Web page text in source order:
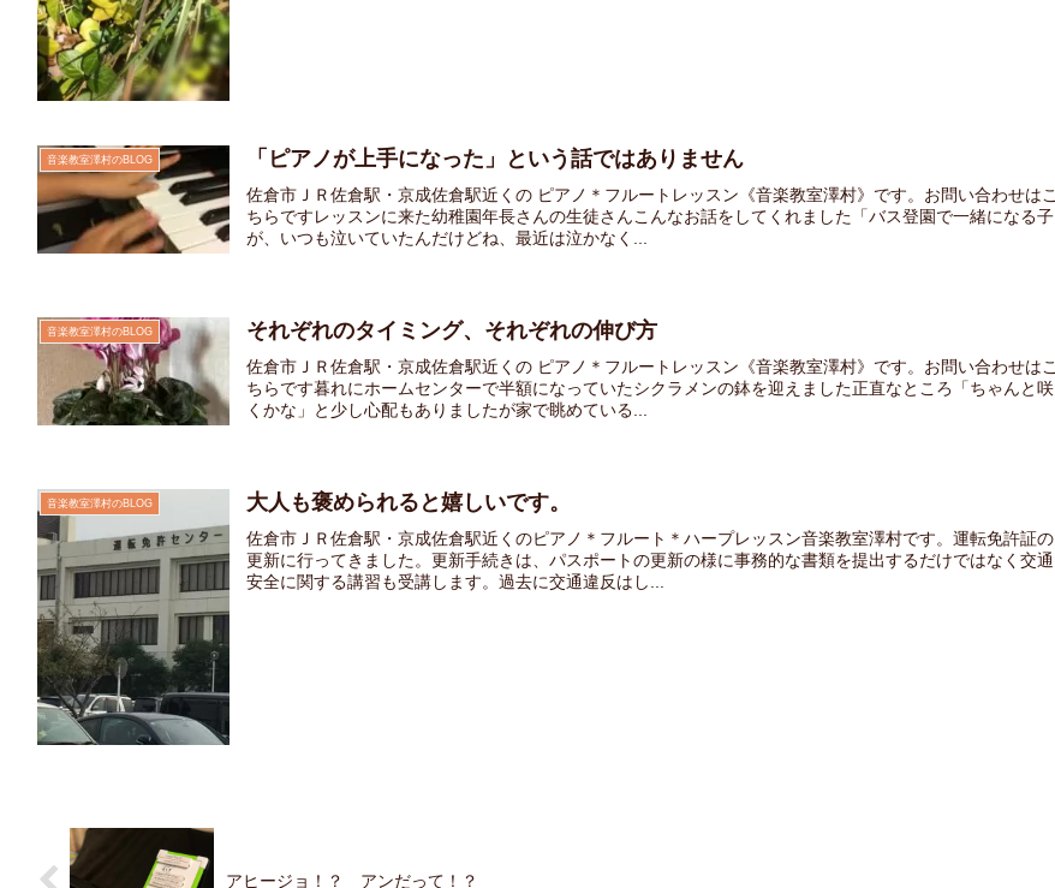
音楽教室澤村のBLOG 「ピアノが上手になった」という話ではありません
佐倉市ＪＲ佐倉駅・京成佐倉駅近くの ピアノ＊フルートレッスン《音楽教室澤村》です。お問い合わせはこ
ちらですレッスンに来た幼稚園年長さんの生徒さんこんなお話をしてくれました「バス登園で一緒になる子
が、いつも泣いていたんだけどね、最近は泣かなく...
音楽教室澤村のBLOG それぞれのタイミング、それぞれの伸び方
佐倉市ＪＲ佐倉駅・京成佐倉駅近くの ピアノ＊フルートレッスン《音楽教室澤村》です。お問い合わせはこ
ちらです暮れにホームセンターで半額になっていたシクラメンの鉢を迎えました正直なところ「ちゃんと咲
くかな」と少し心配もありましたが家で眺めている...
音楽教室澤村のBLOG 大人も褒められると嬉しいです。
佐倉市ＪＲ佐倉駅・京成佐倉駅近くのピアノ＊フルート＊ハープレッスン音楽教室澤村です。運転免許証の
更新に行ってきました。更新手続きは、パスポートの更新の様に事務的な書類を提出するだけではなく交通
安全に関する講習も受講します。過去に交通違反はし...
アヒージョ！？ アンだって！？